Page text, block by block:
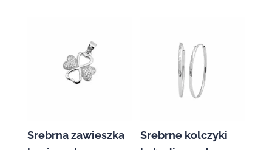
Srebrna zawieszka
Srebrne kolczyki